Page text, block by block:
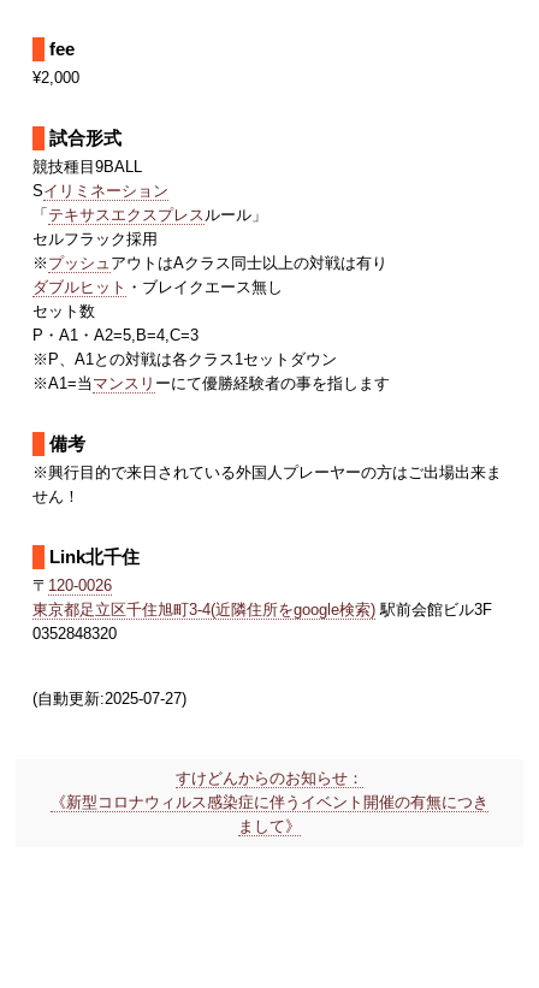
fee
¥2,000
試合形式
競技種目9BALL
Sイリミネーション
「 テキサスエクスプレスルール」
セルフラック採用
※ プッシュ アウトはAクラス同士以上の対戦は有り
ダブルヒット ・ブレイクエース無し
セット数
P・A1・A2=5,B=4,C=3
※P、A1との対戦は各クラス1セットダウン
※A1=当 マンスリ ーにて優勝経験者の事を指します
備考
※興行目的で来日されている外国人プレーヤーの方はご出場出来ま
せん！
Link北千住
〒 120-0026
東京都足立区千住旭町3-4(近隣住所をgoogle検索)駅前会館ビル3F
0352848320
(自動更新:2025-07-27)
すけどんからのお知らせ：
《新型コロナウィルス感染症に伴うイベント開催の有無につき
まして》